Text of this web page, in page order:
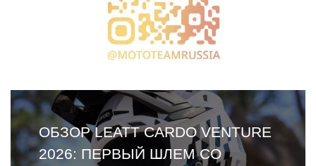
ОБЗОР LEATT CARDO VENTURE
2026: ПЕРВЫЙ ШЛЕМ СО